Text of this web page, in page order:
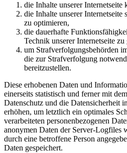
die Inhalte unserer Internetseite
die Inhalte unserer
zu optimieren,
die dauerhafte
Technik unserer Internetseite
um Strafverfolgungsbehörden
die zur Strafverfolgung
bereitzustellen.
Diese erhobenen Daten und
einerseits statistisch und ferner mit
Datenschutz und die Datensicherheit
erhöhen, um letztlich ein optimales
verarbeiteten personenbezogenen
anonymen Daten der Server-Logfiles
durch eine betroffene Person
Daten gespeichert.